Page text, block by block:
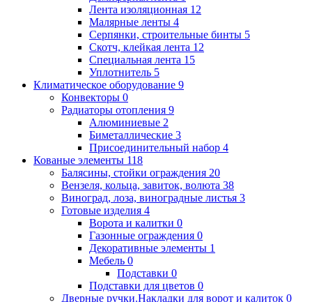
Лента изоляционная 12
Малярные ленты 4
Серпянки, строительные бинты 5
Скотч, клейкая лента 12
Специальная лента 15
Уплотнитель 5
Климатическое оборудование 9
Конвекторы 0
Радиаторы отопления 9
Алюминиевые 2
Биметаллические 3
Присоединительный набор 4
Кованые элементы 118
Балясины, стойки ограждения 20
Вензеля, кольца, завиток, волюта 38
Виноград, лоза, виноградные листья 3
Готовые изделия 4
Ворота и калитки 0
Газонные ограждения 0
Декоративные элементы 1
Мебель 0
Подставки 0
Подставки для цветов 0
Дверные ручки.Накладки для ворот и калиток 0